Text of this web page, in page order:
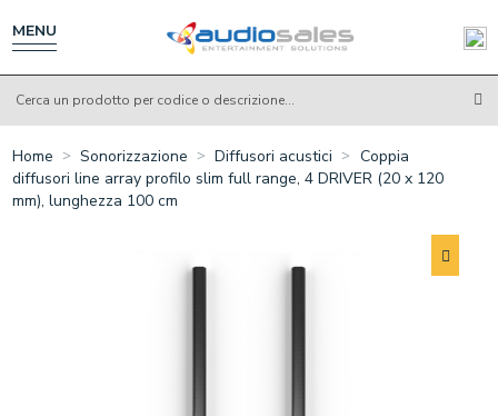
contenuto
principale
MENU
Home Sonorizzazione Diffusori acustici
Coppia
diffusori line array profilo slim full range, 4 DRIVER (20 x 120
mm), lunghezza 100 cm